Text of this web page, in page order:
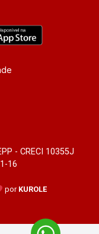
- CRECI 10355J
16
por KUROLE